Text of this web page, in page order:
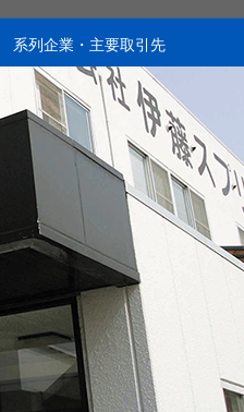
系列企業・主要取引先